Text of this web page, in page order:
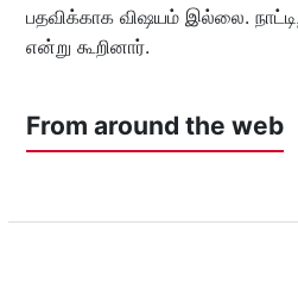
பதவிக்காக விஷயம் இல்லை.
என்று கூறினார்.
From around the web